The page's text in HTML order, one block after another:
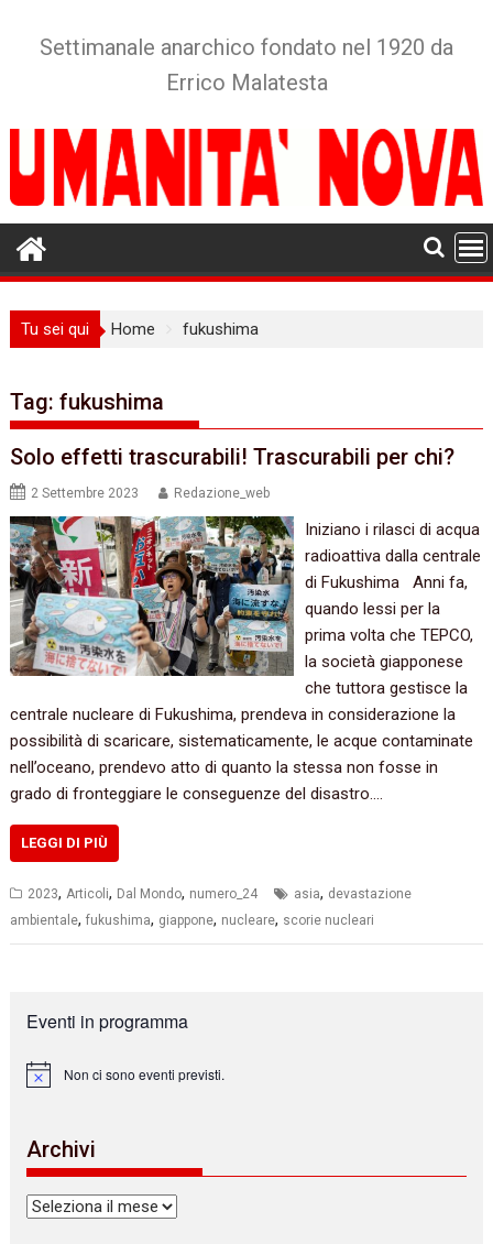
Settimanale anarchico fondato nel 1920 da
Errico Malatesta
Tu sei qui Home fukushima
Tag:fukushima
Solo effetti trascurabili! Trascurabili per chi?
2 Settembre 2023 Redazione_web
Iniziano i rilasci di acqua
radioattiva dalla centrale
di Fukushima Anni fa,
quando lessi per la
prima volta che TEPCO,
la società giapponese
che tuttora gestisce la
centrale nucleare di Fukushima, prendeva in considerazione la
possibilità di scaricare, sistematicamente, le acque contaminate
nell’oceano, prendevo atto di quanto la stessa non fosse in
grado di fronteggiare le conseguenze del disastro.…
LEGGI DI PIÙ
2023,Articoli, Dal Mondo, numero_24 asia, devastazione
ambientale,fukushima, giappone, nucleare, scorie nucleari
Eventi in programma
N
c
e
Non ci sono eventi previsti.
Archivi
Archivi